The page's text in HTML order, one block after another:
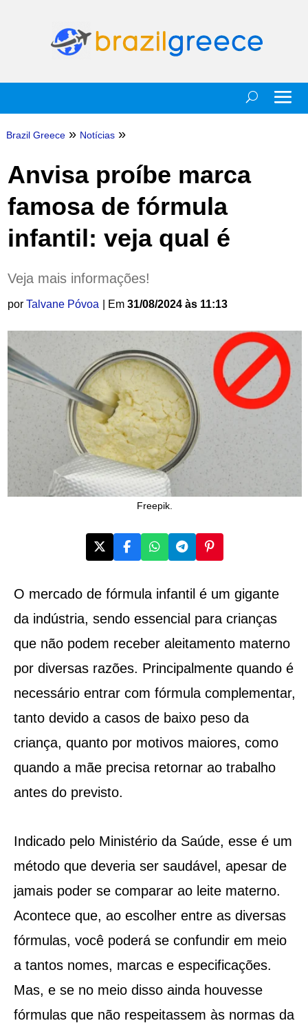
Brazil Greece » Notícias »
Anvisa proíbe marca
famosa de fórmula
infantil: veja qual é
Veja mais informações!
por Talvane Póvoa | Em 31/08/2024 às 11:13
Freepik.
O mercado de fórmula infantil é um gigante
da indústria, sendo essencial para crianças
que não podem receber aleitamento materno
por diversas razões. Principalmente quando é
necessário entrar com fórmula complementar,
tanto devido a casos de baixo peso da
criança, quanto por motivos maiores, como
quando a mãe precisa retornar ao trabalho
antes do previsto.
Indicado pelo Ministério da Saúde, esse é um
método que deveria ser saudável, apesar de
jamais poder se comparar ao leite materno.
Acontece que, ao escolher entre as diversas
fórmulas, você poderá se confundir em meio
a tantos nomes, marcas e especificações.
Mas, e se no meio disso ainda houvesse
fórmulas que não respeitassem às normas da